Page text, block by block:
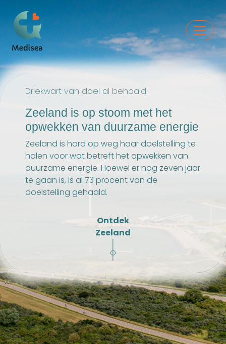
Driekwart van doel al behaald
Zeeland is op stoom met het
opwekken van duurzame energie
Zeeland is hard op weg haar doelstelling te
halen voor wat betreft het opwekken van
duurzame energie. Hoewel er nog zeven jaar
te gaan is, is al 73 procent van de
doelstelling gehaald.
Ontdek
Zeeland